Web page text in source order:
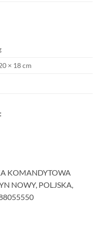
× 18 cm
KOMANDYTOWA
NOWY, POLJSKA,